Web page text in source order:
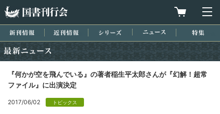
買物カゴを
新刊情報 近刊情報 シリーズ ニュース
『何かが空を飛んでいる』の著者稲生平太郎さんが『幻解！超常
ファイル』に出演決定
2017/06/02 トピックス